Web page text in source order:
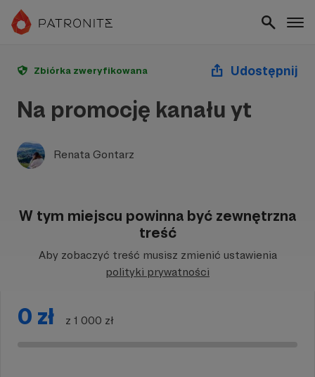
Zbiórka zweryfikowana Udostępnij
Na promocję kanału yt
Renata Gontarz
W tym miejscu powinna być zewnętrzna
treść
Aby zobaczyć treść musisz zmienić ustawienia
polityki prywatności
0 zł z 1 000 zł